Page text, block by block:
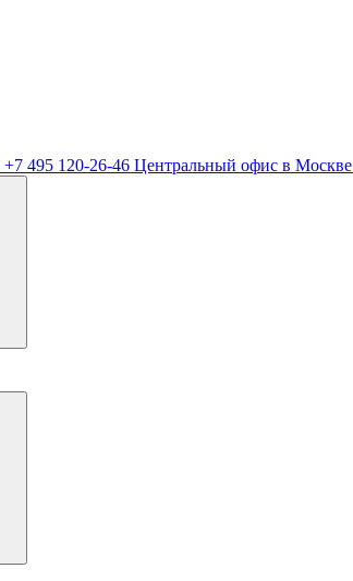
+7 495 120-26-46 Центральный офис в Москве